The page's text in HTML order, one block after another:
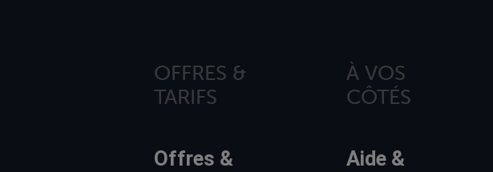
OFFRES &
TARIFS
Offres &
À VOS
CÔTÉS
Aide &